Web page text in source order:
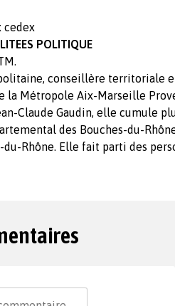
cedex
POLITIQUE
conseillère territoriale
la Métropole Aix-Marseille
Claude Gaudin, elle cumule
des Bouches-du-
du-Rhône. Elle fait parti des